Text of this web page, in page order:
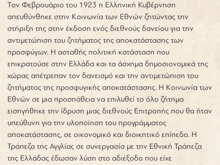
Τον Φεβρουάριο του 1923 η Ελληνική Κυβέρνηση
απευθύνθηκε στην Κοινωνία των Εθνών ζητώντας την
στήριξη της στην έκδοση ενός διεθνούς δανείου για την
αντιμετώπιση του ζητήματος της αποκατάστασης των
προσφύγων. Η ασταθής πολιτική κατάσταση που
επικρατούσε στην Ελλάδα και τα άσχημα δημοσιονομικά της
χώρας απέτρεπαν τον δανεισμό και την αντιμετώπιση του
ζητήματος της προσφυγικής αποκατάστασης. Η Κοινωνία των
Εθνών σε μια προσπάθεια να επιλυθεί το όλο ζήτημα
εισηγήθηκε την ίδρυση μιας διεθνούς Επιτροπής που θα ήταν
υπεύθυνη για την υλοποίηση του προγράμματος
αποκατάστασης, σε οικονομικό και διοικητικό επίπεδο. Η
Τράπεζα της Αγγλίας σε συνεργασία με την Εθνική Τράπεζα
της Ελλάδας έδωσαν λύση στο αδιέξοδο που είχε